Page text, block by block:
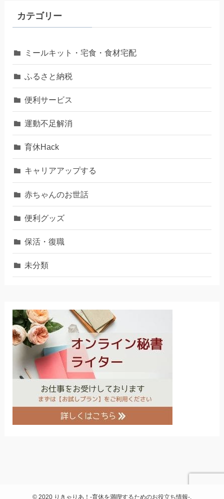
カテゴリー
ミールキット・宅食・食材宅配
ふるさと納税
便利サービス
運動不足解消
育休Hack
キャリアアップする
赤ちゃんのお世話
便利グッズ
保活・復職
未分類
© 2020 りきゃりあ！-育休を満喫するためのお役立ち情報-.